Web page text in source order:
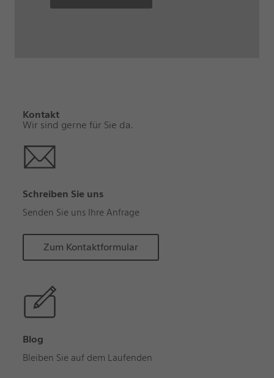
Kontakt
Wir sind gerne für Sie da.
Schreiben Sie uns
Senden Sie uns Ihre Anfrage
Zum Kontaktformular
Blog
Bleiben Sie auf dem Laufenden